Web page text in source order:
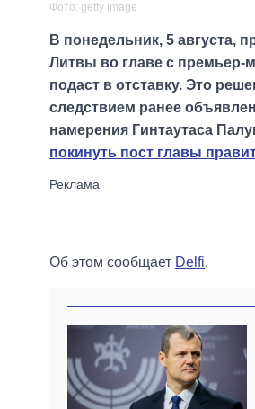
Фото: getty image
В понедельник, 5 августа,
Литвы во главе с премьер-
подаст в отставку. Это
следствием ранее
намерения Гинтаутаса
покинуть пост главы
Об этом сообщает Delfi.